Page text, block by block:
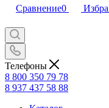
Сравнение0
Телефоны
8 800 350 79 78
8 937 437 58 88